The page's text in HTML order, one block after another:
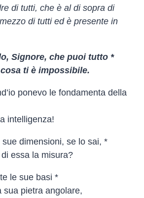
di tutti, che è al di sopra di
di tutti ed è presente in
Signore, che puoi tutto *
ti è impossibile.
ponevo le fondamenta della
intelligenza!
dimensioni, se lo sai, *
essa la misura?
le sue basi *
sua pietra angolare,